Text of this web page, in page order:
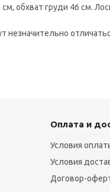
обхват груди 46 см.
незначительно
Оплата и
Условия
Условия
Договор-